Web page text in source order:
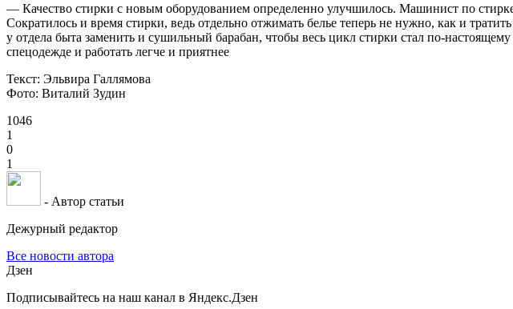
— Качество стирки с новым оборудованием определенно улучшилось. Машинист по
Сократилось и время стирки, ведь отдельно отжимать белье теперь не нужно, как и
у отдела быта заменить и сушильный барабан, чтобы весь цикл стирки стал по-
спецодежде и работать легче и приятнее
Текст: Эльвира Галлямова
Фото: Виталий Зудин
1046
1
0
1
- Автор статьи
Дежурный редактор
Все новости автора
Дзен
Подписывайтесь на наш канал в Яндекс.Дзен